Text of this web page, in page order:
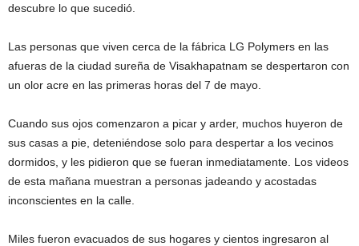
descubre lo que sucedió.
Las personas que viven cerca de la fábrica LG Polymers en las
afueras de la ciudad sureña de Visakhapatnam se despertaron con
un olor acre en las primeras horas del 7 de mayo.
Cuando sus ojos comenzaron a picar y arder, muchos huyeron de
sus casas a pie, deteniéndose solo para despertar a los vecinos
dormidos, y les pidieron que se fueran inmediatamente. Los videos
de esta mañana muestran a personas jadeando y acostadas
inconscientes en la calle.
Miles fueron evacuados de sus hogares y cientos ingresaron al